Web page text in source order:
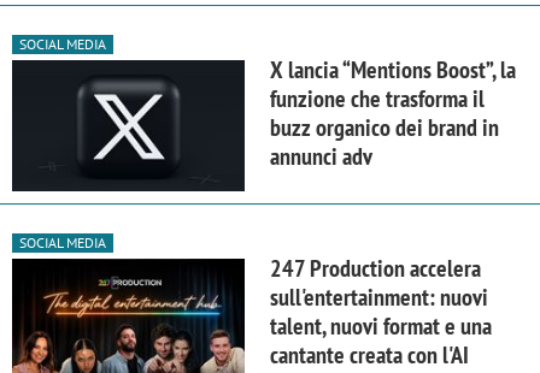
SOCIAL MEDIA
X lancia “Mentions Boost”, la
funzione che trasforma il
buzz organico dei brand in
annunci adv
SOCIAL MEDIA
247 Production accelera
sull'entertainment: nuovi
talent, nuovi format e una
cantante creata con l'AI